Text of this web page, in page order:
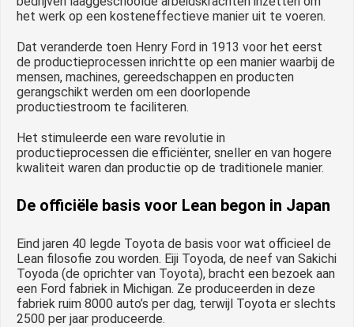
het werk op een kosteneffectieve manier uit te voeren.
Dat veranderde toen Henry Ford in 1913 voor het eerst
de productieprocessen inrichtte op een manier waarbij de
mensen, machines, gereedschappen en producten
gerangschikt werden om een doorlopende
productiestroom te faciliteren.
Het stimuleerde een ware revolutie in
productieprocessen die efficiënter, sneller en van hogere
kwaliteit waren dan productie op de traditionele manier.
De officiële basis voor Lean begon in Japan
Eind jaren 40 legde Toyota de basis voor wat officieel de
Lean filosofie zou worden. Eiji Toyoda, de neef van Sakichi
Toyoda (de oprichter van Toyota), bracht een bezoek aan
een Ford fabriek in Michigan. Ze produceerden in deze
fabriek ruim 8000 auto’s per dag, terwijl Toyota er slechts
2500 per jaar produceerde.